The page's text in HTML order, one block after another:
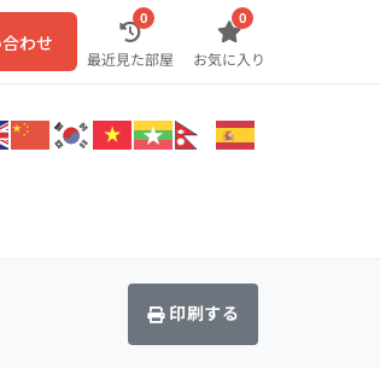
わせ
0
最近見た部屋
0
お気に入り
印刷する